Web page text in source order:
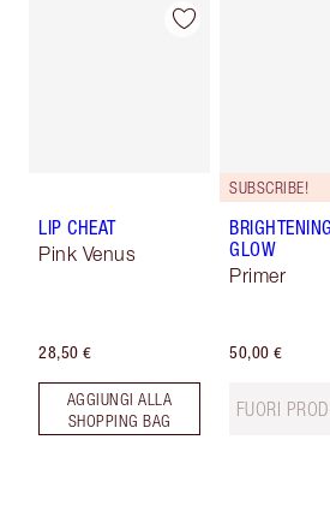
LIP CHEAT
Pink Venus
28,50 €
AGGIUNGI ALLA
SHOPPING BAG
SUBSCRIBE!
GLOW
Primer
50,00 €
FUORI